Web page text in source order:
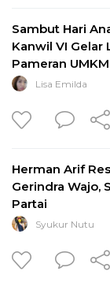
Sambut Hari
Kanwil VI Gelar
Pameran
Lisa Emilda
Herman Arif
Gerindra Wajo,
Partai
Syukur Nutu